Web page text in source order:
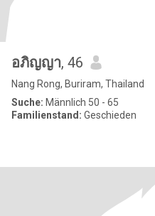
อภิญญา, 46
Nang Rong, Buriram, Thailand
Suche: Männlich 50 - 65
Familienstand: Geschieden